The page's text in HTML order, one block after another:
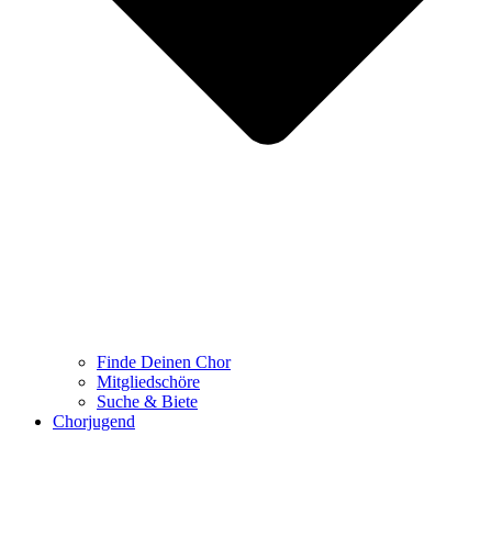
Finde Deinen Chor
Mitgliedschöre
Suche & Biete
Chorjugend